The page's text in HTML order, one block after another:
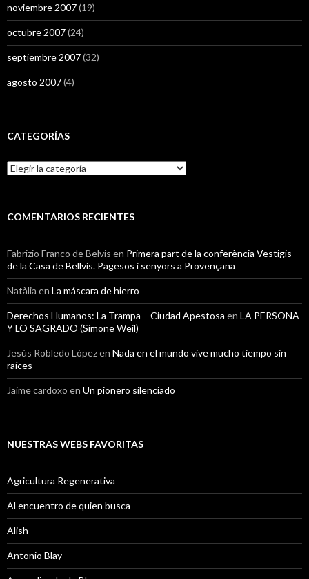
noviembre 2007(19)
octubre 2007(24)
septiembre 2007(32)
agosto 2007(4)
CATEGORÍAS
Categorías
COMENTARIOS RECIENTES
Fabrizio Franco de Belvis en Primera part de la conferència Vestigis
de la Casa de Bellvís. Pagesos i senyors a Provençana
Natàlia en La máscara de hierro
Derechos Humanos: La Trampa – Ciudad Apestosa en LA PERSONA
Y LO SAGRADO (Simone Weil)
Jesús Robledo Lópezen Nada en el mundo vive mucho tiempo sin
raíces
Jaime cardoxo en Un pionero silenciado
NUESTRAS WEBS FAVORITAS
Agricultura Regenerativa
Al encuentro de quien busca
Alish
Antonio Blay